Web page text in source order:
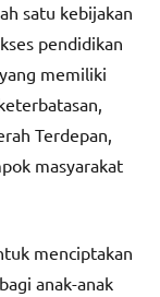
satu kebijakan
pendidikan
memiliki
Terdepan,
masyarakat
menciptakan
anak-anak